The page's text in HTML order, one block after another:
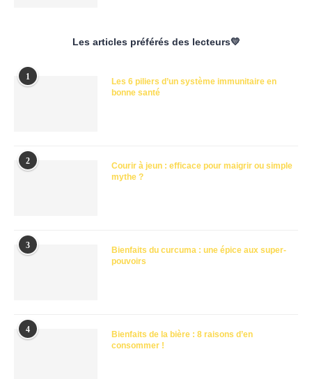
Les articles préférés des lecteurs💛
1
Les 6 piliers d’un système immunitaire en
bonne santé
2
Courir à jeun : efficace pour maigrir ou simple
mythe ?
3
Bienfaits du curcuma : une épice aux super-
pouvoirs
4
Bienfaits de la bière : 8 raisons d’en
consommer !